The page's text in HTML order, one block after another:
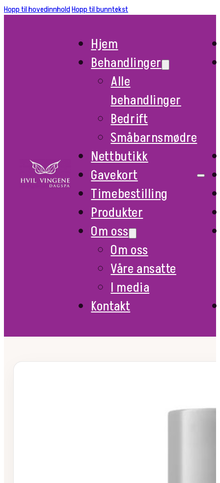
Hopp til hovedinnholdHopp til bunntekst
Hjem
Behandlinger
Alle
behandlinger
Bedrift
Småbarnsmødre
Nettbutikk
Gavekort
Timebestilling
Produkter
Om oss
Om oss
Våre ansatte
I media
Kontakt